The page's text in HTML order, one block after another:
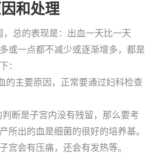
和处理
总的表现是：出血一天比一天
或一点都不减少或逐渐增多，都是
：
的主要原因，正常要通过妇科检查
断是子宫内没有残留，那么要考
所出的血是细菌的很好的培养基。
宫会有压痛，还会有发热等。